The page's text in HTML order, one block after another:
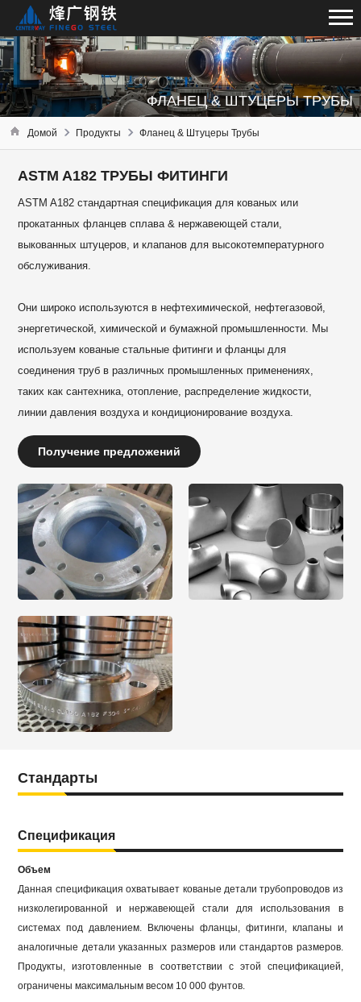
ФЛАНЕЦ & ШТУЦЕРЫ ТРУБЫ
Домой Продукты Фланец & Штуцеры Трубы
ASTM A182 ТРУБЫ ФИТИНГИ
ASTM A182 стандартная спецификация для кованых или
прокатанных фланцев сплава & нержавеющей стали,
выкованных штуцеров, и клапанов для высокотемпературного
обслуживания.
Они широко используются в нефтехимической, нефтегазовой,
энергетической, химической и бумажной промышленности. Мы
используем кованые стальные фитинги и фланцы для
соединения труб в различных промышленных применениях,
таких как сантехника, отопление, распределение жидкости,
линии давления воздуха и кондиционирование воздуха.
Получение предложений
Стандарты
Спецификация
Объем
Данная спецификация охватывает кованые детали трубопроводов из
низколегированной и нержавеющей стали для использования в
системах под давлением. Включены фланцы, фитинги, клапаны и
аналогичные детали указанных размеров или стандартов размеров.
Продукты, изготовленные в соответствии с этой спецификацией,
ограничены максимальным весом 10 000 фунтов.